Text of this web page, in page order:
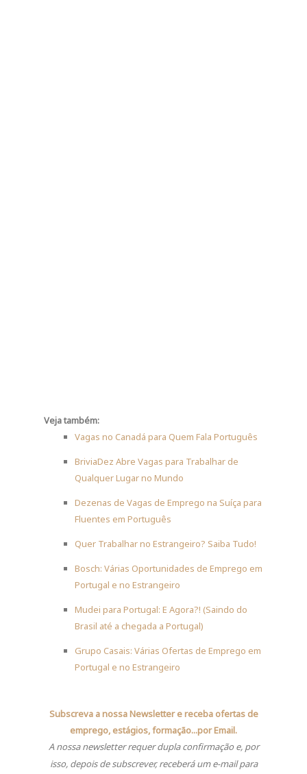
Veja também:
Vagas no Canadá para Quem Fala Português
BriviaDez Abre Vagas para Trabalhar de
Qualquer Lugar no Mundo
Dezenas de Vagas de Emprego na Suíça para
Fluentes em Português
Quer Trabalhar no Estrangeiro? Saiba Tudo!
Bosch: Várias Oportunidades de Emprego em
Portugal e no Estrangeiro
Mudei para Portugal: E Agora?! (Saindo do
Brasil até a chegada a Portugal)
Grupo Casais: Várias Ofertas de Emprego em
Portugal e no Estrangeiro
Subscreva a nossa Newsletter e receba ofertas de
emprego, estágios, formação...por Email.
A nossa newsletter requer dupla confirmação e, por
isso, depois de subscrever, receberá um e-mail para